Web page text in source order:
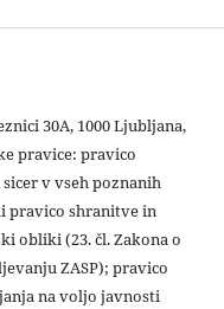
30A, 1000 Ljubljana,
pravice: pravico
v vseh poznanih
pravico shranitve in
obliki (23. čl. Zakona o
ZASP); pravico
na voljo javnosti